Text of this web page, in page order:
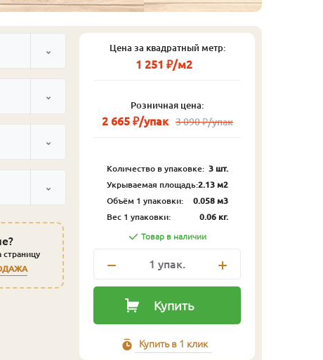
страницу
Цена за квадратный метр:
1 251 ₽/м2
Розничная цена:
2 665 ₽/упак 3 090 ₽/упак
Количество в упаковке: 3 шт.
Укрываемая площадь:2.13 м2
Объём 1 упаковки:
0.058 м3
Вес 1 упаковки:
0.06 кг.
Товар в наличии
1 упак.
Купить
Купить в 1 клик